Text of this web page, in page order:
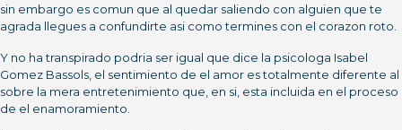
sin embargo es comun que al quedar saliendo con alguien que te
agrada llegues a confundirte asi­ como termines con el corazon roto.
Y no ha transpirado podri­a ser igual que dice la psicologa Isabel
Gomez Bassols, el sentimiento de el amor es totalmente diferente al
sobre la mera entretenimiento que, en si, esta incluida en el proceso
de el enamoramiento.